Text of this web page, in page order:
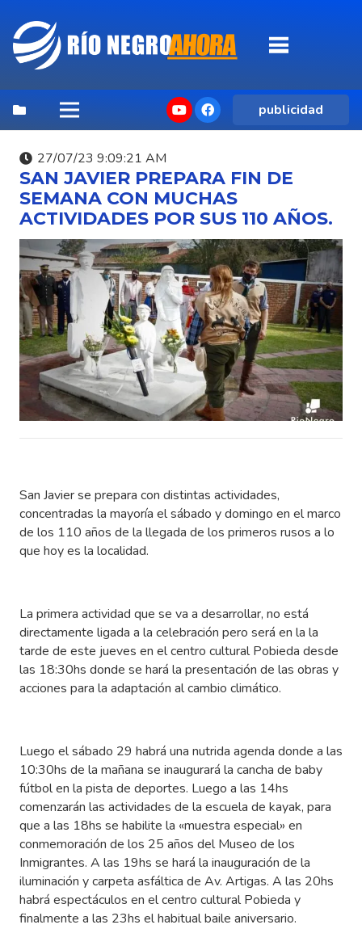
publicidad
27/07/23 9:09:21 AM
SAN JAVIER PREPARA FIN DE
SEMANA CON MUCHAS
ACTIVIDADES POR SUS 110 AÑOS.
San Javier se prepara con distintas actividades,
concentradas la mayoría el sábado y domingo en el marco
de los 110 años de la llegada de los primeros rusos a lo
que hoy es la localidad.
La primera actividad que se va a desarrollar, no está
directamente ligada a la celebración pero será en la la
tarde de este jueves en el centro cultural Pobieda desde
las 18:30hs donde se hará la presentación de las obras y
acciones para la adaptación al cambio climático.
Luego el sábado 29 habrá una nutrida agenda donde a las
10:30hs de la mañana se inaugurará la cancha de baby
fútbol en la pista de deportes. Luego a las 14hs
comenzarán las actividades de la escuela de kayak, para
que a las 18hs se habilite la «muestra especial» en
conmemoración de los 25 años del Museo de los
Inmigrantes. A las 19hs se hará la inauguración de la
iluminación y carpeta asfáltica de Av. Artigas. A las 20hs
habrá espectáculos en el centro cultural Pobieda y
finalmente a las 23hs el habitual baile aniversario.